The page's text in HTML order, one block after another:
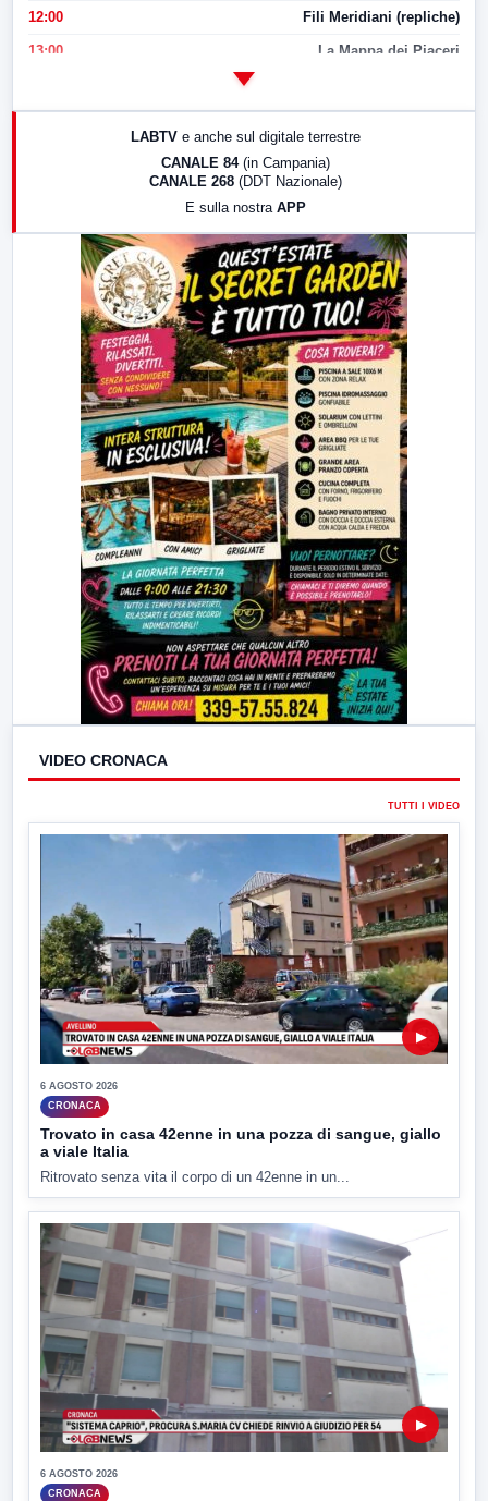
12:00 Fili Meridiani (repliche)
13:00 La Mappa dei Piaceri
LabNews (replica)
LABTV e anche sul digitale terrestre
CANALE 84 (in Campania)
CANALE 268 (DDT Nazionale)
E sulla nostra APP
VIDEO CRONACA
TUTTI I VIDEO
▶
6 AGOSTO 2026
CRONACA
Trovato in casa 42enne in una pozza di sangue, giallo
a viale Italia
Ritrovato senza vita il corpo di un 42enne in un...
▶
6 AGOSTO 2026
CRONACA